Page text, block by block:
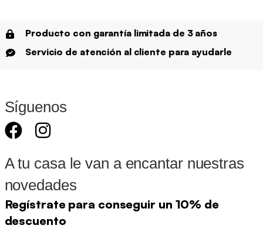
Producto con garantía limitada de 3 años
Servicio de atención al cliente para ayudarle
Síguenos
A tu casa le van a encantar nuestras
novedades
Regístrate para conseguir un 10% de
descuento